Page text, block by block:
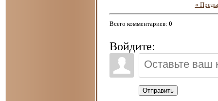
«
Всего комментариев: 0
Войдите:
Отправить